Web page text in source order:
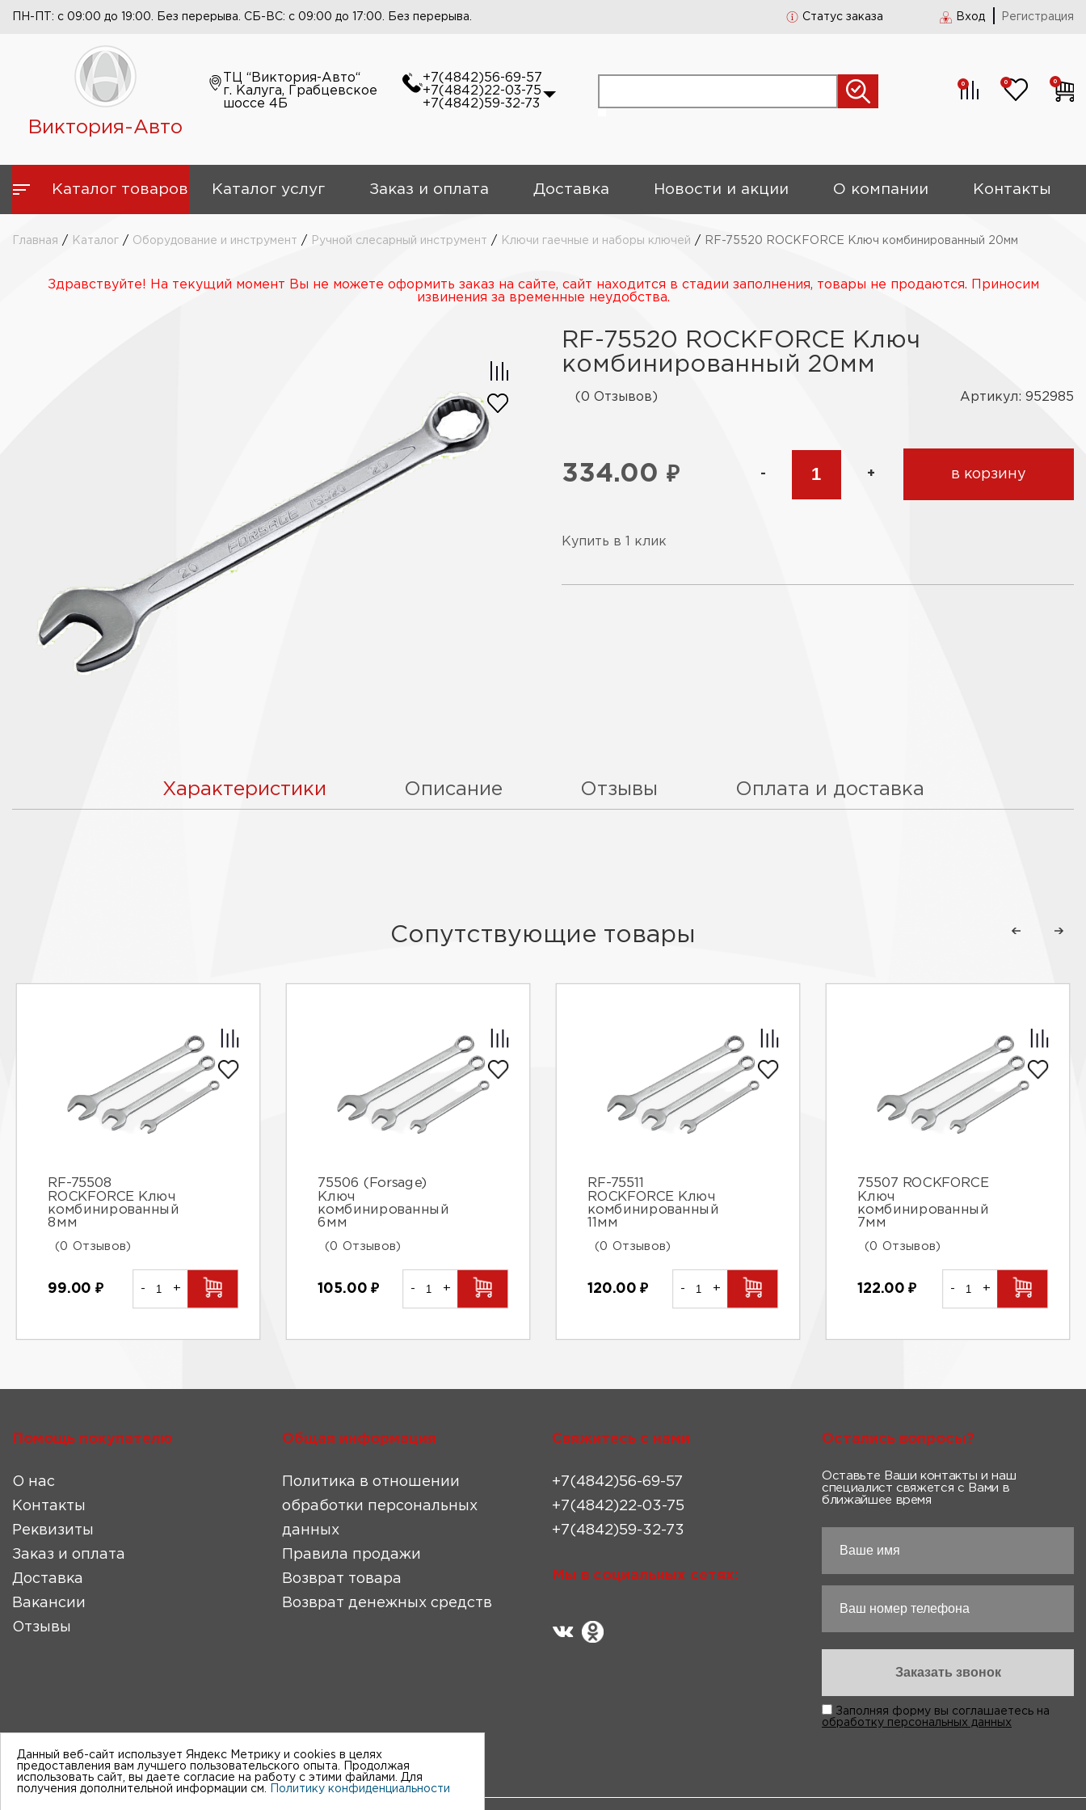
ПН-ПТ: с 09:00 до 19:00. Без перерыва. СБ-ВС: с 09:00 до 17:00. Без перерыва. Статус заказа Вход Регистрация
Виктория-Авто
ТЦ “Виктория-Авто“
г. Калуга, Грабцевское
шоссе 4Б
+7(4842)56-69-57
+7(4842)22-03-75
+7(4842)59-32-73
0 0 0
Каталог товаров Каталог услуг Заказ и оплата Доставка Новости и акции О компании Контакты
Главная / Каталог / Оборудование и инструмент / Ручной слесарный инструмент / Ключи гаечные и наборы ключей / RF-75520 ROCKFORCE Ключ комбинированный 20мм
Здравствуйте! На текущий момент Вы не можете оформить заказ на сайте, сайт находится в стадии заполнения, товары не продаются. Приносим
извинения за временные неудобства.
RF-75520 ROCKFORCE Ключ
комбинированный 20мм
(0 Отзывов) Артикул: 952985
334.00 ₽ - + в корзину
Купить в 1 клик
Характеристики Описание Отзывы Оплата и доставка
Сопутствующие товары
RF-75508
ROCKFORCE Ключ
комбинированный
8мм
(0 Отзывов)
99.00 ₽ - +
75506 (Forsage)
Ключ
комбинированный
6мм
(0 Отзывов)
105.00₽ - +
RF-75511
ROCKFORCE Ключ
комбинированный
11мм
(0 Отзывов)
120.00₽ - +
75507 ROCKFORCE
Ключ
комбинированный
7мм
(0 Отзывов)
122.00₽ - +
Помощь покупателю
О нас
Контакты
Реквизиты
Заказ и оплата
Доставка
Вакансии
Отзывы
Общая информация
Политика в отношении
обработки персональных
данных
Правила продажи
Возврат товара
Возврат денежных средств
Свяжитесь с нами
+7(4842)56-69-57
+7(4842)22-03-75
+7(4842)59-32-73
Мы в социальных сетях:
Остались вопросы?
Оставьте Ваши контакты и наш
специалист свяжется с Вами в
ближайшее время
Заполняя форму вы соглашаетесь на
обработку персональных данных
Данный веб-сайт использует Яндекс Метрику и cookies в целях
предоставления вам лучшего пользовательского опыта. Продолжая
использовать сайт, вы даете согласие на работу с этими файлами. Для
получения дополнительной информации см.
Политику конфиденциальности